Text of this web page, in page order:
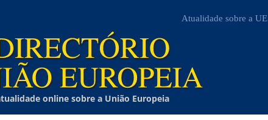
Atualidade sobre a UE
online sobre a União Europeia